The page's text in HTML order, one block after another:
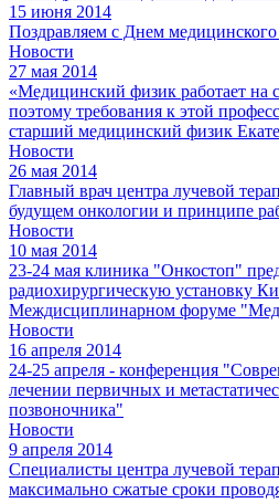
15 июня 2014
Поздравляем с Днем медицинского
Новости
27 мая 2014
«Медицинский физик работает
поэтому требования к этой
старший медицинский физик
Новости
26 мая 2014
Главный врач центра лучевой
будущем онкологии и принципе
Новости
10 мая 2014
23-24 мая клиника "Онкостоп"
радиохирургическую установку
Междисциплинарном форуме
Новости
16 апреля 2014
24-25 апреля - конференция
лечении первичных и
позвоночника"
Новости
9 апреля 2014
Специалисты центра лучевой
максимально сжатые сроки